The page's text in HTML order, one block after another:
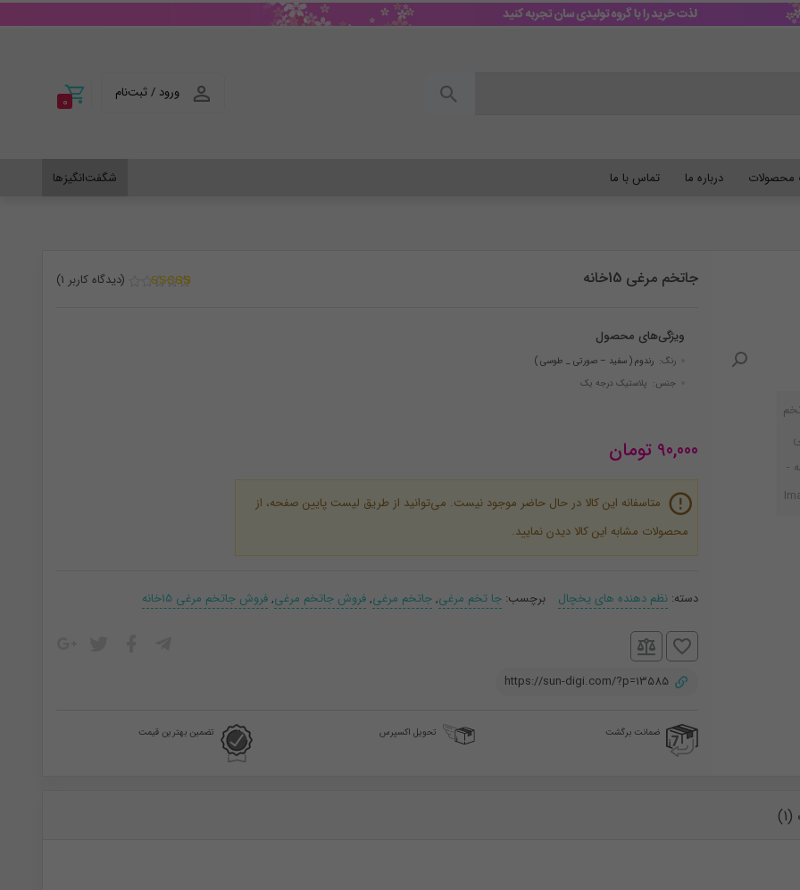
0
ورود / ثبت‌نام
محصولات درباره ما تماس با ما شگفت‌انگیزها
جاتخم مرغی 15خانه
ویژگی‌های محصول
رنگ:رندوم ( سفید – صورتی _ طوسی )
جنس: پلاستیک درجه یک
(دیدگاه کاربر 1
)
90,000 تومان
متاسفانه این کالا در حال حاضر موجود نیست. می‌توانید از طریق لیست پایین صفحه، از
محصولات مشابه این کالا دیدن نمایید.
دسته:نظم دهنده های یخچال برچسب:جا تخم مرغی,جاتخم مرغی,فروش جاتخم مرغی,فروش جاتخم مرغی 15خانه
https://sun-digi.com/?p=13585
ضمانت برگشت تحویل اکسپرس تضمین بهترین قیمت